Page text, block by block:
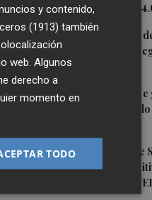
12, con más de
2El Ayuntamiento
decálogo para
seguridad
3 Carmen Ortí:
que ha
4Los incendios de
evolucionan
situación 2 del
y
y
y contenido,
(1913) también
web. Algunos
derecho a
momento en
TODO